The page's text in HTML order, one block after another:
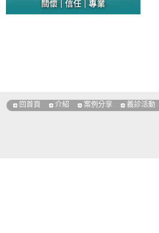
回首頁 介紹 案例分享 義診活動